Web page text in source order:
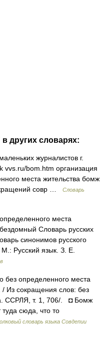
других словарях:
журналистов г.
vvs.ru/​bom.htm организация
места жительства бомж
совр …
Словарь
места
Словарь русских
синонимов русского
Русский язык. З. Е.
определенного места
Из сокращения слов: без
ССРЛЯ, т. 1, 706/. ◘ Бомж
сюда, что то
словарь языка Совдепии